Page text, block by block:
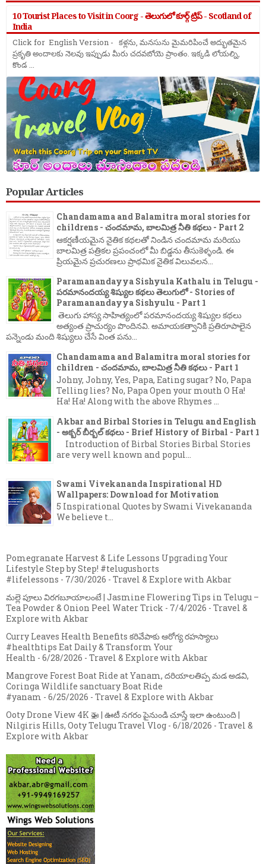
10 Tourist Places to Visit in Coorg - తెలుగులో కూర్గ్ ట్రిప్ - Scotland of
India
Click for English Version - కళ్లను, మనసును మైమరిపించే అద్భుతమైన
ప్రకృతి అందాలకు నెలవు ఇప్పుడు మీరు చదవబోయె ప్రాంతం. ఇక్కడి లోయల్ని,
కొండ ...
Popular Articles
Chandamama and Balamitra moral stories for
childrens - చందమామ, బాలమిత్ర నీతి కథలు - Part 2
ఆకర్షణీయమైన నైతిక కథలతో నిండిన చందమామ మరియు
బాలమిత్ర పత్రికల ప్రపంచంలో మీ బిడ్డను తీసుకెళ్ళండి. ఈ
ప్రియమైన ప్రచురణలు ప్రాథమిక నైతిక విలువలన...
Paramanandayya Sishyula Kathalu in Telugu -
పరమానందయ్య శిష్యుల కథలు తెలుగులో - Stories of
Paramanandayya Sishyulu - Part 1
తెలుగు హాస్య సాహిత్యంలో పరమానందయ్య శిష్యుల కథలు
అత్యంత ప్రాచుర్యం పొందినవి. అమాయకత్వానికి ప్రతిరూపాలైన
పన్నెండు మంది శిష్యులు చేసే వింత పను...
Chandamama and Balamitra moral stories for
children - చందమామ, బాలమిత్ర నీతి కథలు - Part 1
Johny, Johny, Yes, Papa, Eating sugar? No, Papa
Telling lies? No, Papa Open your mouth O Ha!
Ha! Ha! Along with the above Rhymes ...
Akbar and Birbal Stories in Telugu and English
- అక్బర్ బీర్బల్ కథలు - Brief History of Birbal - Part 1
Introduction of Birbal Stories Birbal Stories
are very well known and popul...
Swami Vivekananda Inspirational HD
Wallpapers: Download for Motivation
5 Inspirational Quotes by Swami Vivekananda
We believe t...
Pomegranate Harvest & Life Lessons Upgrading Your
Lifestyle Step by Step! #telugushorts
#lifelessons - 7/30/2026 - Travel & Explore with Akbar
మల్లె పూలు విరగబూయాలంటే | Jasmine Flowering Tips in Telugu –
Tea Powder & Onion Peel Water Trick - 7/4/2026 - Travel &
Explore with Akbar
Curry Leaves Health Benefits కరివేపాకు ఆరోగ్య రహస్యాలు
#healthtips Eat Daily & Transform Your
Health - 6/28/2026 - Travel & Explore with Akbar
Mangrove Forest Boat Ride at Yanam, దరియాలతిప్ప మడ అడవి,
Coringa Wildlife sanctuary Boat Ride
#yanam - 6/25/2026 - Travel & Explore with Akbar
Ooty Drone View 4K 🚁 | ఊటీ నగరం పైనుండి చూస్తే ఇలా ఉంటుంది |
Nilgiris Hills, Ooty Telugu Travel Vlog - 6/18/2026 - Travel &
Explore with Akbar